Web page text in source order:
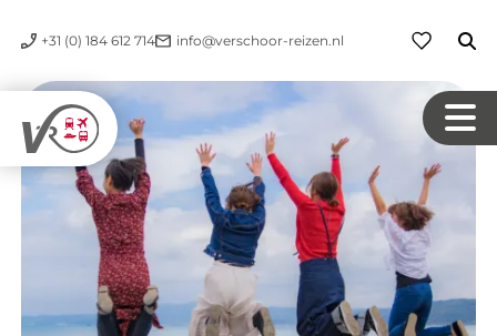
+31 (0) 184 612 714 info@verschoor-reizen.nl